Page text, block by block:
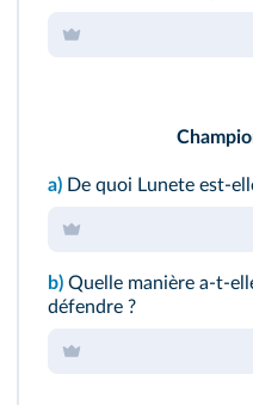
a) De quoi Lunete est-
b) Quelle manière a-t-
défendre ?